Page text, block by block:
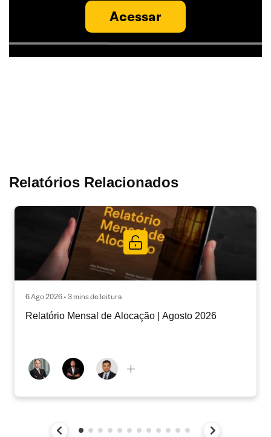
Acessar
Relatórios Relacionados
6 Ago 2026 • 3 mins de leitura
Relatório Mensal de Alocação | Agosto 2026